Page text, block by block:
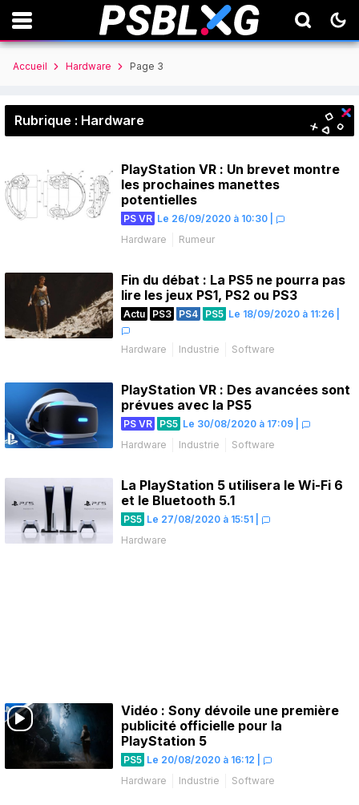
Accueil Hardware Page 3
Rubrique : Hardware
PlayStation VR : Un brevet montre
les prochaines manettes
potentielles
PS VR Le 26/09/2020 à 10:30
Hardware
Rumeur
Fin du débat : La PS5 ne pourra pas
lire les jeux PS1, PS2 ou PS3
Actu PS3 PS4 PS5 Le 18/09/2020 à 11:26
Hardware Industrie Software
PlayStation VR : Des avancées sont
prévues avec la PS5
PS VR PS5 Le 30/08/2020 à 17:09
Hardware
Industrie Software
La PlayStation 5 utilisera le Wi-Fi 6
et le Bluetooth 5.1
PS5 Le 27/08/2020 à 15:51
Hardware
Vidéo : Sony dévoile une première
publicité officielle pour la
PlayStation 5
PS5 Le 20/08/2020 à 16:12
Hardware
Industrie Software